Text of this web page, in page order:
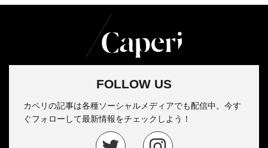
FOLLOW US
カペリの記事は各種ソーシャルメディアでも配信中。今す
ぐフォローして最新情報をチェックしよう！